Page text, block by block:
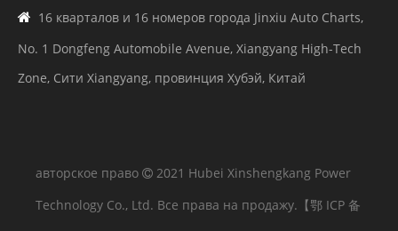
 16 кварталов и 16 номеров города Jinxiu Auto Charts,
No. 1 Dongfeng Automobile Avenue, Xiangyang High-Tech
Zone, Сити Xiangyang, провинция Хубэй, Китай
авторское право  2021 Hubei Xinshengkang Power
Technology Co., Ltd. Все права на продажу. 【鄂 ICP 备